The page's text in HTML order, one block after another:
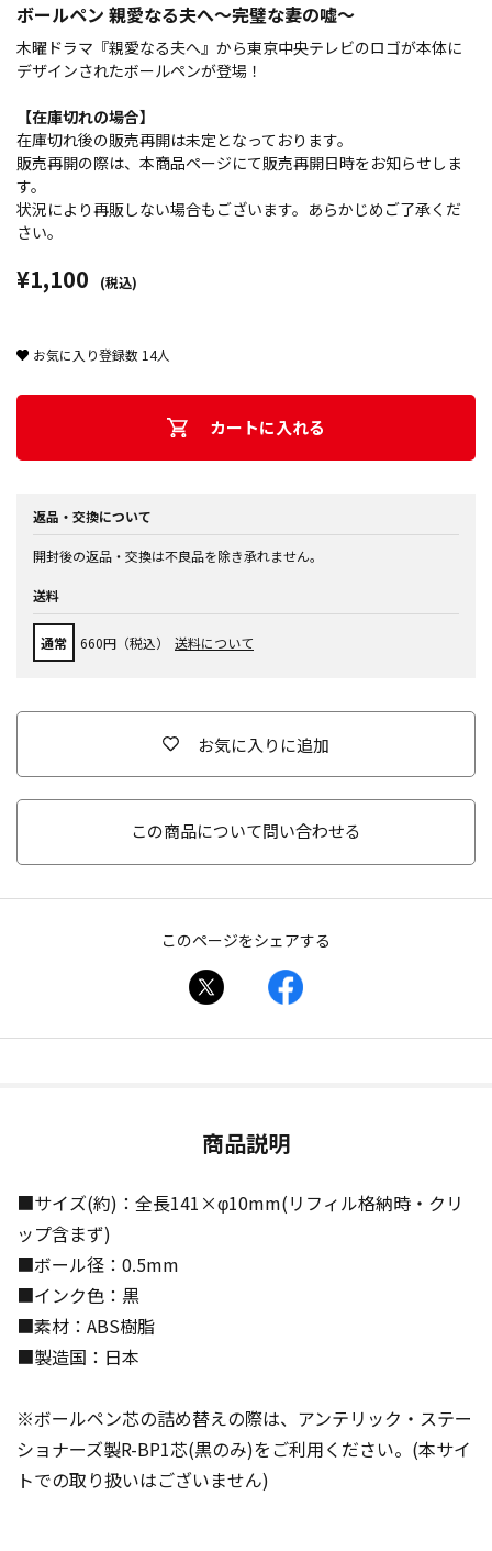
ボールペン 親愛なる夫へ～完璧な妻の嘘～
木曜ドラマ『親愛なる夫へ』から東京中央テレビのロゴが本体に
デザインされたボールペンが登場！
【在庫切れの場合】
在庫切れ後の販売再開は未定となっております。
販売再開の際は、本商品ページにて販売再開日時をお知らせしま
す。
状況により再販しない場合もございます。あらかじめご了承くだ
さい。
¥1,100 (税込)
お気に入り登録数 14人
カートに入れる
返品・交換について
開封後の返品・交換は不良品を除き承れません。
送料
通常 660円（税込） 送料について
お気に入りに追加
この商品について問い合わせる
このページをシェアする
商品説明
■サイズ(約)：全長141×φ10mm(リフィル格納時・クリ
ップ含まず)
■ボール径：0.5mm
■インク色：黒
■素材：ABS樹脂
■製造国：日本
※ボールペン芯の詰め替えの際は、アンテリック・ステー
ショナーズ製R-BP1芯(黒のみ)をご利用ください。(本サイ
トでの取り扱いはございません)